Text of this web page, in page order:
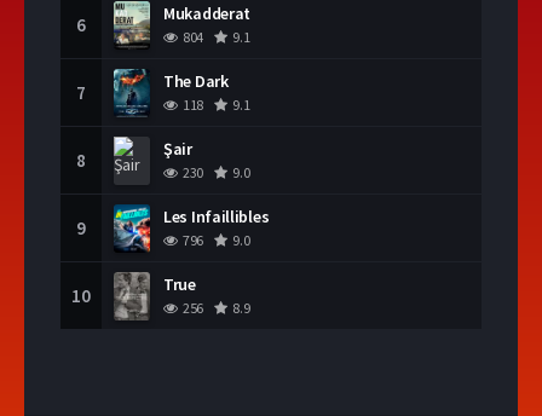
6 Mukadderat
804 9.1
7 The Dark
118 9.1
8 Şair
230 9.0
9 Les Infaillibles
796 9.0
10 True
256 8.9